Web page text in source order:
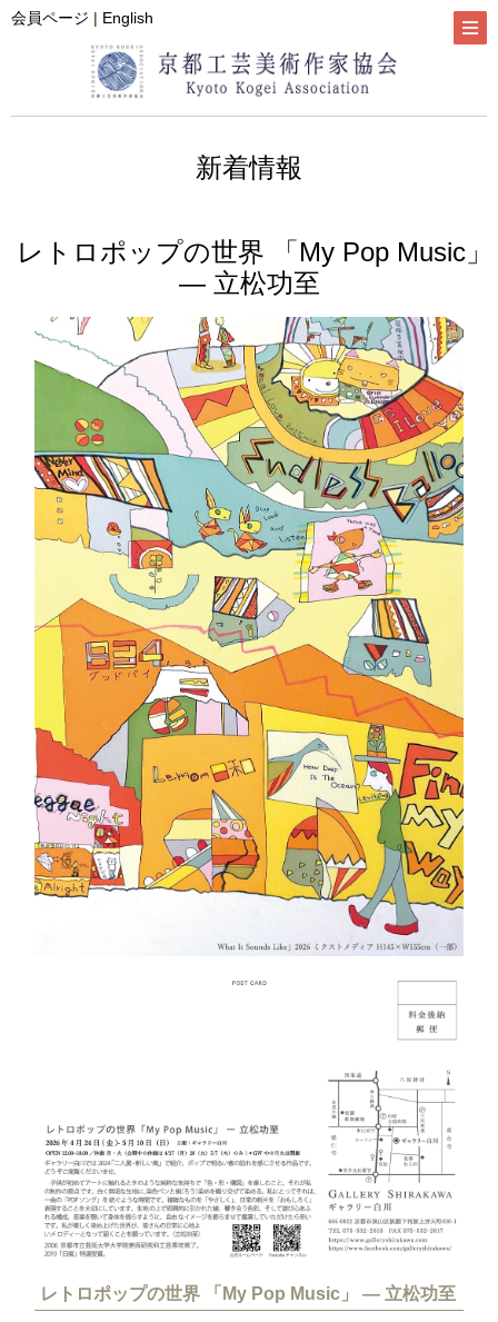
会員ページ | English
新着情報
レトロポップの世界 「My Pop Music」
― 立松功至
レトロポップの世界 「My Pop Music」 ― 立松功至